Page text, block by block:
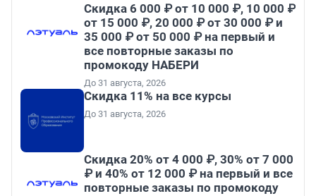
Скидка 6 000 ₽ от 10 000 ₽, 10 000 ₽
от 15 000 ₽, 20 000 ₽ от 30 000 ₽ и
35 000 ₽ от 50 000 ₽ на первый и
все повторные заказы по
промокоду НАБЕРИ
До 31 августа, 2026
Скидка 11% на все курсы
До 31 августа, 2026
Скидка 20% от 4 000 ₽, 30% от 7 000
₽ и 40% от 12 000 ₽ на первый и все
повторные заказы по промокоду